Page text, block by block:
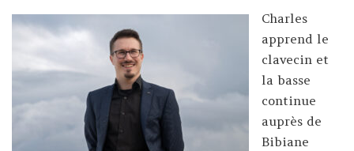
Charles
apprend le
clavecin et
la basse
continue
auprès de
Bibiane